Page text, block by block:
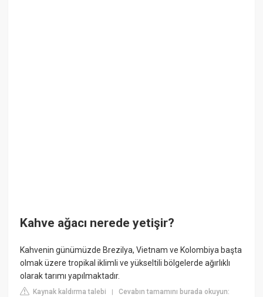
Kahve ağacı nerede yetişir?
Kahvenin günümüzde Brezilya, Vietnam ve Kolombiya başta
olmak üzere tropikal iklimli ve yükseltili bölgelerde ağırlıklı
olarak tarımı yapılmaktadır.
Kaynak kaldırma talebi |Cevabın tamamını burada okuyun: